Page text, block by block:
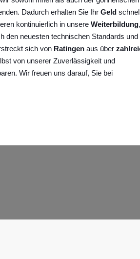
Dadurch erhalten Sie Ihr Geld
kontinuierlich in unsere Weiterbildung
den neuesten technischen Standards und
sich von Ratingen aus über
von unserer Zuverlässigkeit und
Wir freuen uns darauf, Sie bei